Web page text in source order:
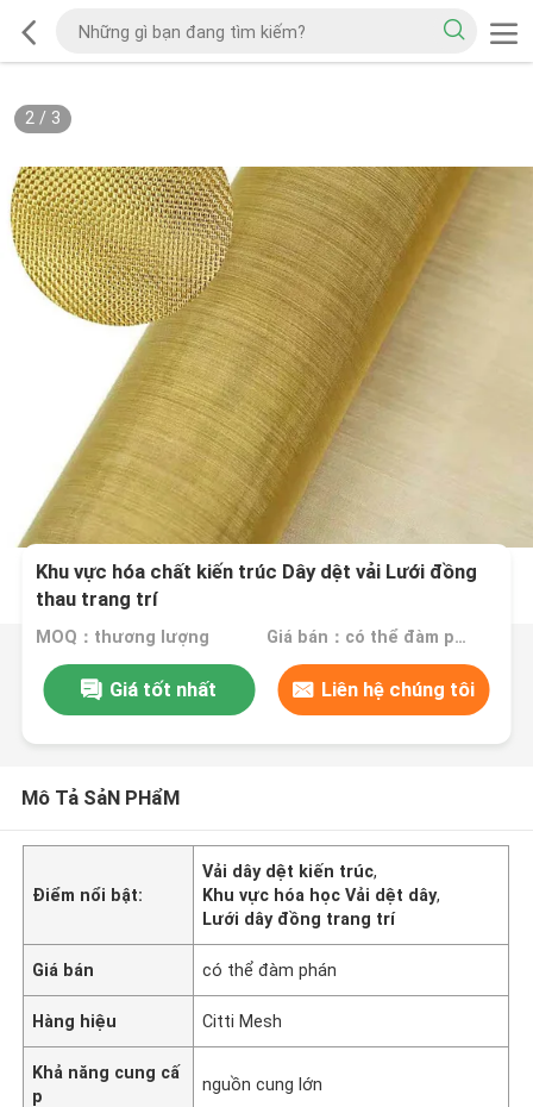
2/ 3
Khu vực hóa chất kiến ​​trúc Dây dệt vải Lưới đồng
thau trang trí
MOQ：thương lượng Giá bán：có thể đàm phán
Giá tốt nhất Liên hệ chúng tôi
Mô Tả SảN PHẩM
Điểm nổi bật:
Vải dây dệt kiến ​​​​trúc,
Khu vực hóa học Vải dệt dây,
Lưới dây đồng trang trí
Giá bán có thể đàm phán
Hàng hiệu Citti Mesh
Khả năng cung cấ
p
nguồn cung lớn